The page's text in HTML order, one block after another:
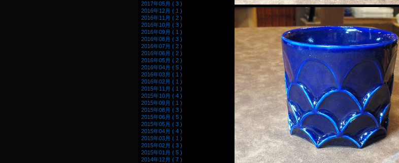
2017年05月 ( 3 )
2016年12月 ( 1 )
2016年11月 ( 2 )
2016年10月 ( 3 )
2016年09月 ( 1 )
2016年08月 ( 3 )
2016年07月 ( 2 )
2016年06月 ( 2 )
2016年05月 ( 2 )
2016年04月 ( 5 )
2016年03月 ( 1 )
2016年02月 ( 1 )
2015年11月 ( 1 )
2015年10月 ( 4 )
2015年09月 ( 1 )
2015年08月 ( 3 )
2015年06月 ( 5 )
2015年05月 ( 3 )
2015年04月 ( 4 )
2015年03月 ( 1 )
2015年02月 ( 3 )
2015年01月 ( 5 )
2014年12月 ( 7 )